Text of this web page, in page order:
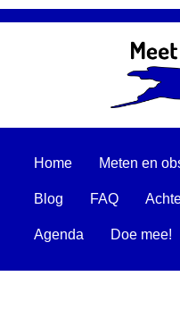
Home Meten en
Blog FAQ
Agenda Doe mee!